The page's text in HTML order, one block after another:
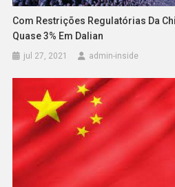
Com Restrições Regulatórias Da
Quase 3% Em Dalian
jul 27, 2021 admin-inside